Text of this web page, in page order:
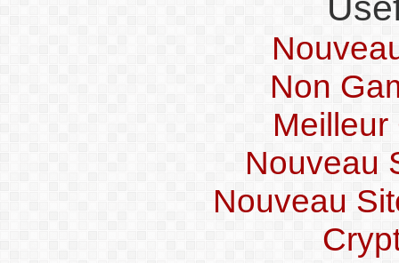
Non
Nouveau
Nouveau